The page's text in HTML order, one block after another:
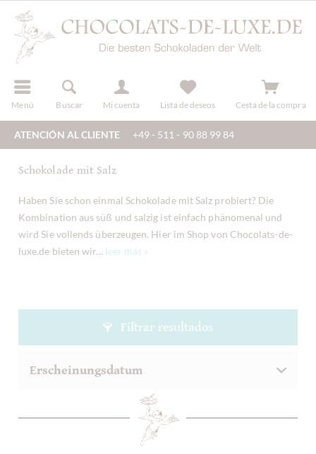
Menú Buscar Mi cuenta
registro Lista de deseos Cesta de la compra
ATENCIÓN AL CLIENTE +49 - 511 - 90 88 99 84
Schokolade mit Salz
Haben Sie schon einmal Schokolade mit Salz probiert? Die
Kombination aus süß und salzig ist einfach phänomenal und
wird Sie vollends überzeugen. Hier im Shop von Chocolats-de-
luxe.de bieten wir... leer más »
Filtrar resultados